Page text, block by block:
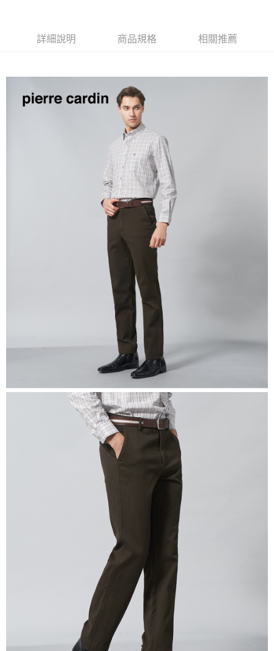
每筆NT$60，滿NT$1,200(含以上)免運費
每筆NT$60，滿NT$1,200(含以上)免運費
付款後萊爾富取貨
每筆NT$60，滿NT$1,200(含以上)免運費
每筆NT$60，滿NT$1,200(含以上)免運費
每筆NT$60，滿NT$1,200(含以上)免運費
每筆NT$80，滿NT$1,200(含以上)免運費
每筆NT$80，滿NT$1,200(含以上)免運費
詳細說明 商品規格 相關推薦